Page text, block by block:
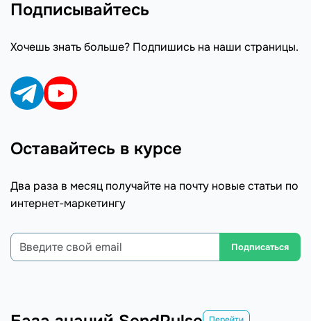
Подписывайтесь
Хочешь знать больше? Подпишись на наши страницы.
Оставайтесь в курсе
Два раза в месяц получайте на почту новые статьи по
интернет-маркетингу
Подписаться